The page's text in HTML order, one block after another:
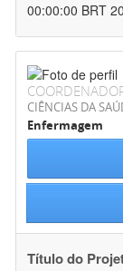
00:00:00 BRT
CIÊNCIAS DA
Enfermagem
Título do